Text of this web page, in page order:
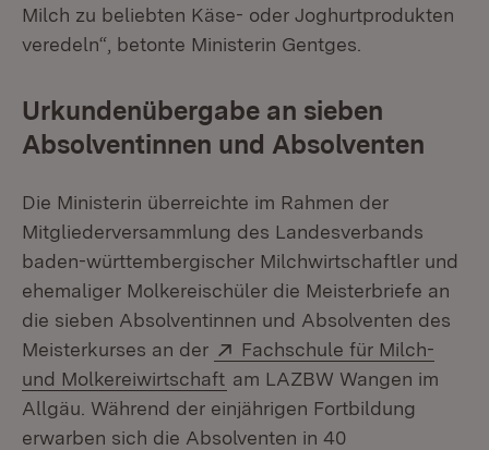
Milch zu beliebten Käse- oder Joghurtprodukten
veredeln“, betonte Ministerin Gentges.
Urkundenübergabe an sieben
Absolventinnen und Absolventen
Die Ministerin überreichte im Rahmen der
Mitgliederversammlung des Landesverbands
baden-württembergischer Milchwirtschaftler und
ehemaliger Molkereischüler die Meisterbriefe an
die sieben Absolventinnen und Absolventen des
Meisterkurses an der
Extern:
Fachschule für Milch-
und Molkereiwirtschaft (Öffnet in neuem Fenster)
am LAZBW Wangen im
Allgäu. Während der einjährigen Fortbildung
erwarben sich die Absolventen in 40